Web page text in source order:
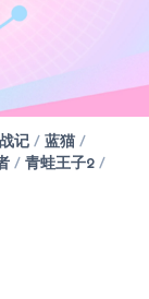
记 / 蓝猫 /
/ 青蛙王子2 /